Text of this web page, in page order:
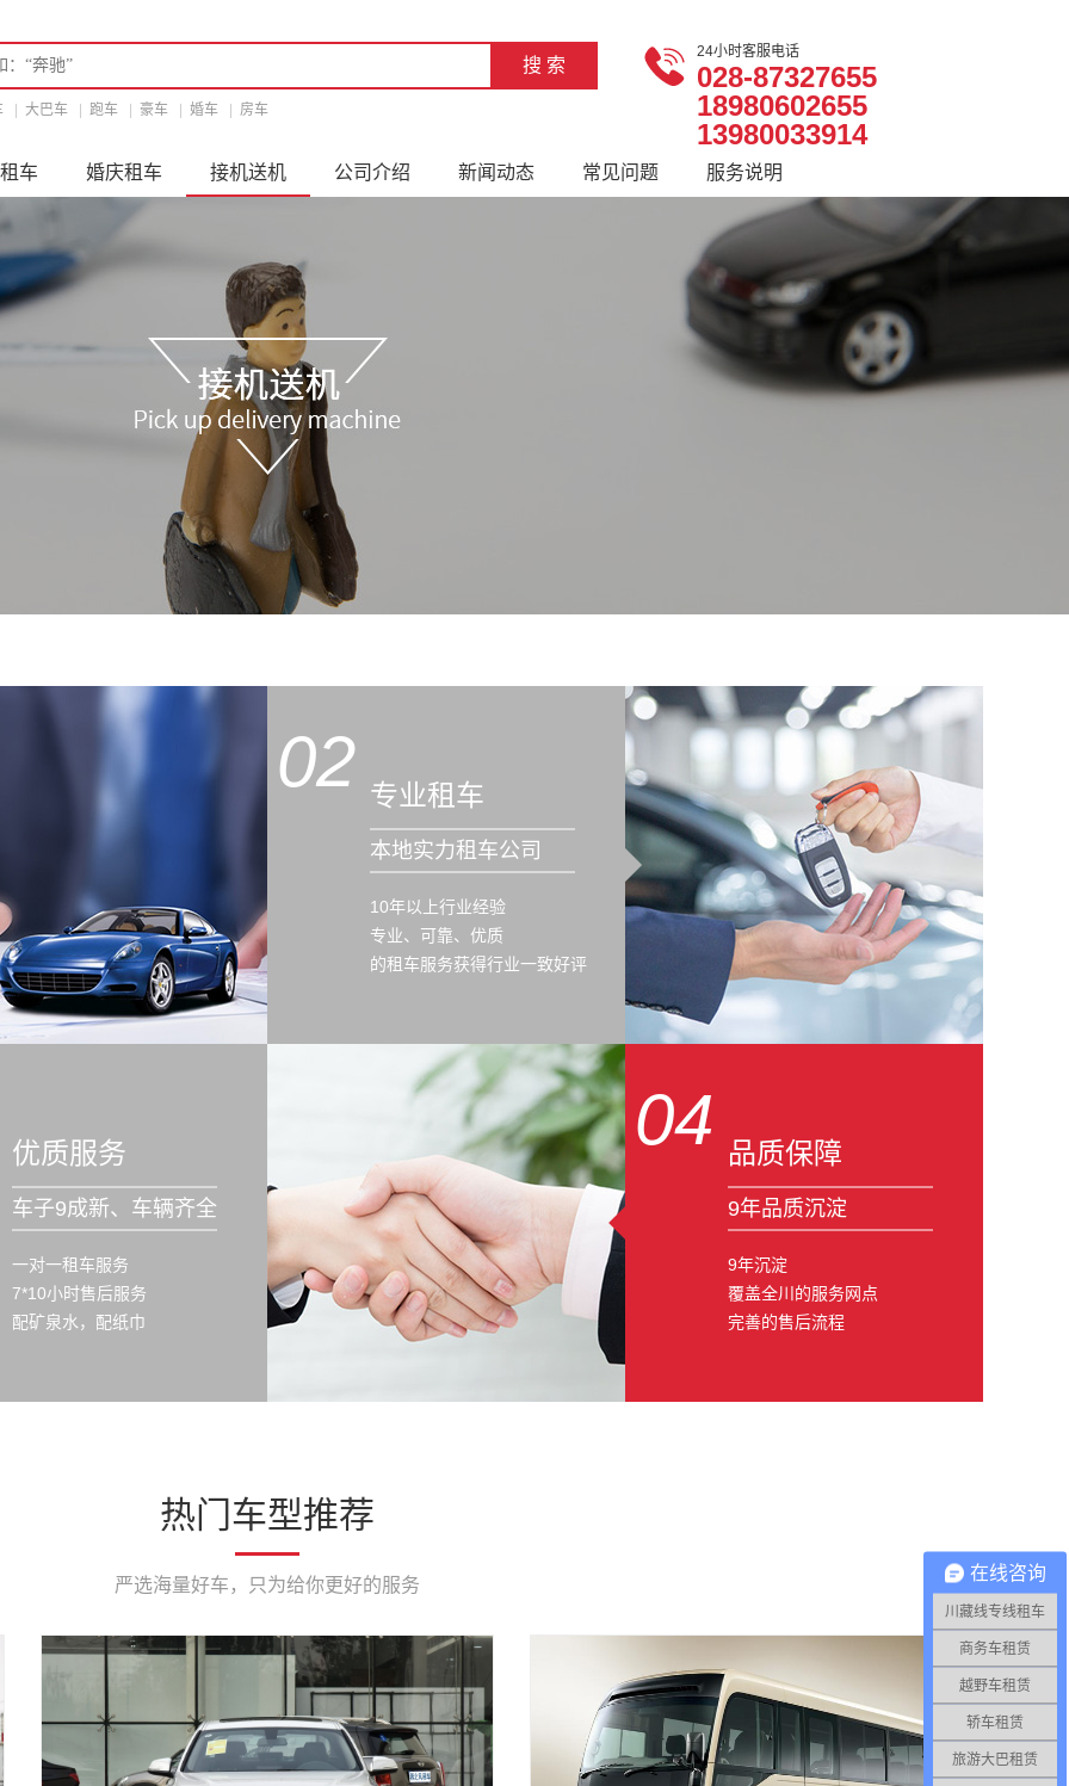
大巴车 跑车 豪车 婚车 房车
24小时客服电话
028-87327655
18980602655
13980033914
车 婚庆租车 接机送机 公司介绍 新闻动态 常见问题 服务说明
02 专业租车
本地实力租车公司
10年以上行业经验
专业、可靠、优质
的租车服务获得行业一致好评
优质服务
车子9成新、车辆齐全
一对一租车服务
7*10小时售后服务
配矿泉水，配纸巾
04 品质保障
9年品质沉淀
9年沉淀
覆盖全川的服务网点
完善的售后流程
热门车型推荐
严选海量好车，只为给你更好的服务
在线咨询
川藏线专线租车
商务车租赁
越野车租赁
轿车租赁
旅游大巴租赁